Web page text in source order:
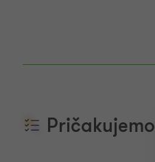
Pričakujemo